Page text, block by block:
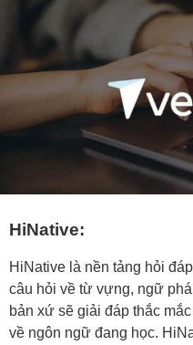
HiNative:
HiNative là nền tảng hỏi
câu hỏi về từ vựng, ngữ
bản xứ sẽ giải đáp thắc
về ngôn ngữ đang học.